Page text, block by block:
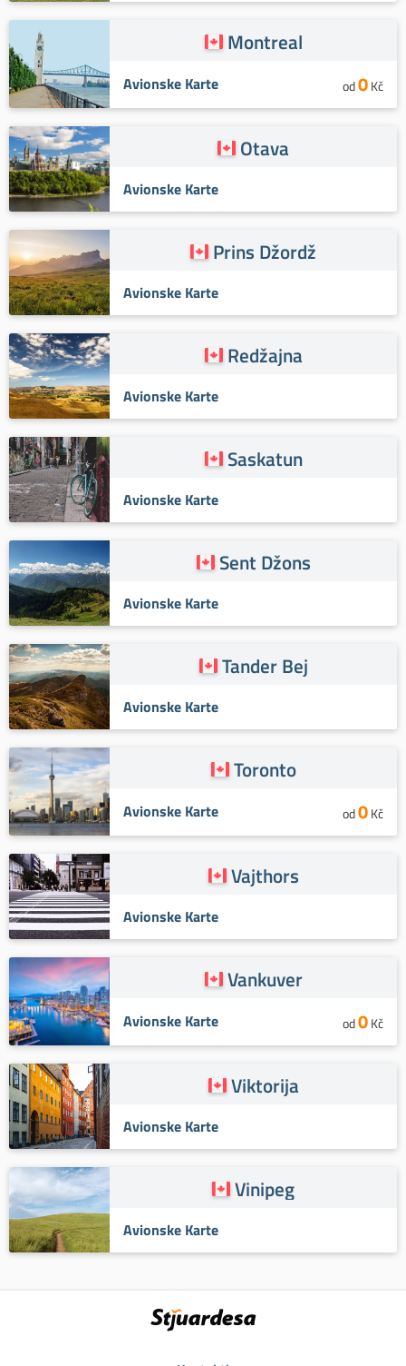
Montreal
Avionske Karte od0Kč
Otava
Avionske Karte
Prins Džordž
Avionske Karte
Redžajna
Avionske Karte
Saskatun
Avionske Karte
Sent Džons
Avionske Karte
Tander Bej
Avionske Karte
Toronto
Avionske Karte od0Kč
Vajthors
Avionske Karte
Vankuver
Avionske Karte od0Kč
Viktorija
Avionske Karte
Vinipeg
Avionske Karte